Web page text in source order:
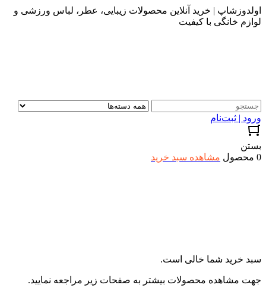
اولدوزشاپ | خرید آنلاین محصولات زیبایی، عطر، لباس ورزشی و
لوازم خانگی با کیفیت
ورود | ثبت‌نام
بستن
0 محصول
مشاهده سبد خرید
سبد خرید شما خالی است.
جهت مشاهده محصولات بیشتر به صفحات زیر مراجعه نمایید.